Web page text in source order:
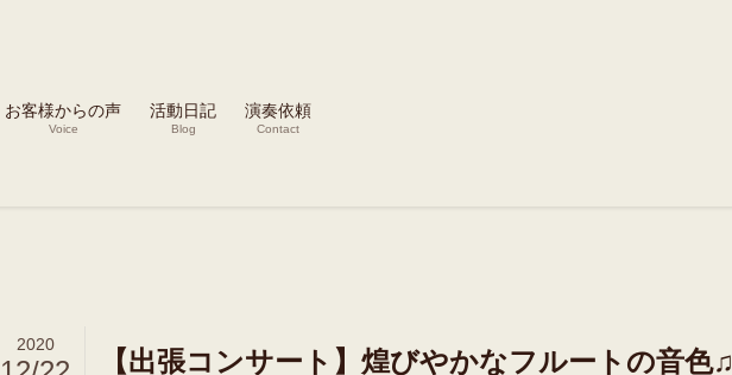
お客様からの声
Voice
活動日記
Blog
演奏依頼
Contact
【出張コンサート】煌びやかなフルートの音色♫
2020